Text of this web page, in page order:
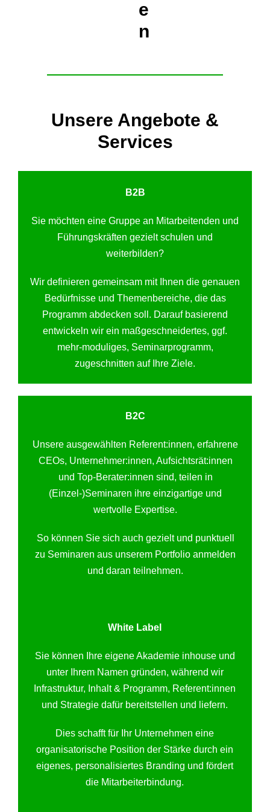
e
n
Unsere Angebote &
Services
B2B
Sie möchten eine Gruppe an Mitarbeitenden und
Führungskräften gezielt schulen und
weiterbilden?
Wir definieren gemeinsam mit Ihnen die genauen
Bedürfnisse und Themenbereiche, die das
Programm abdecken soll. Darauf basierend
entwickeln wir ein maßgeschneidertes, ggf.
mehr-moduliges, Seminarprogramm,
zugeschnitten auf Ihre Ziele.
B2C
Unsere ausgewählten Referent:innen, erfahrene
CEOs, Unternehmer:innen, Aufsichtsrät:innen
und Top-Berater:innen sind, teilen in
(Einzel-)Seminaren ihre einzigartige und
wertvolle Expertise.
So können Sie sich auch gezielt und punktuell
zu Seminaren aus unserem Portfolio anmelden
und daran teilnehmen.
White Label
Sie können Ihre eigene Akademie inhouse und
unter Ihrem Namen gründen, während wir
Infrastruktur, Inhalt & Programm, Referent:innen
und Strategie dafür bereitstellen und liefern.
Dies schafft für Ihr Unternehmen eine
organisatorische Position der Stärke durch ein
eigenes, personalisiertes Branding und fördert
die Mitarbeiterbindung.